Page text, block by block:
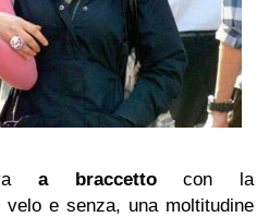
a braccettocon la
e senza, una moltitudine